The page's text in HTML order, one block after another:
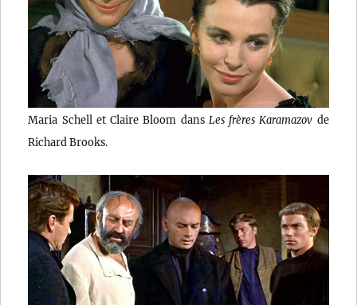
Maria Schell et Claire Bloom dans Les frères Karamazov de
Richard Brooks.